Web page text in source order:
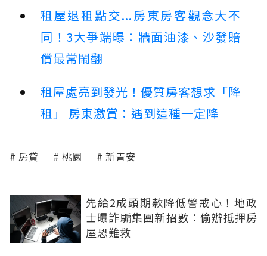
租屋退租點交...房東房客觀念大不
同！3大爭端曝：牆面油漆、沙發賠
償最常鬧翻
租屋處亮到發光！優質房客想求「降
租」 房東激賞：遇到這種一定降
房貸 桃園 新青安
先給2成頭期款降低警戒心！地政
士曝詐騙集團新招數：偷辦抵押房
屋恐難救